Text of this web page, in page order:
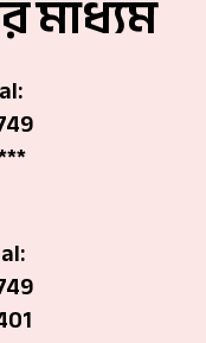
মাধ্যম